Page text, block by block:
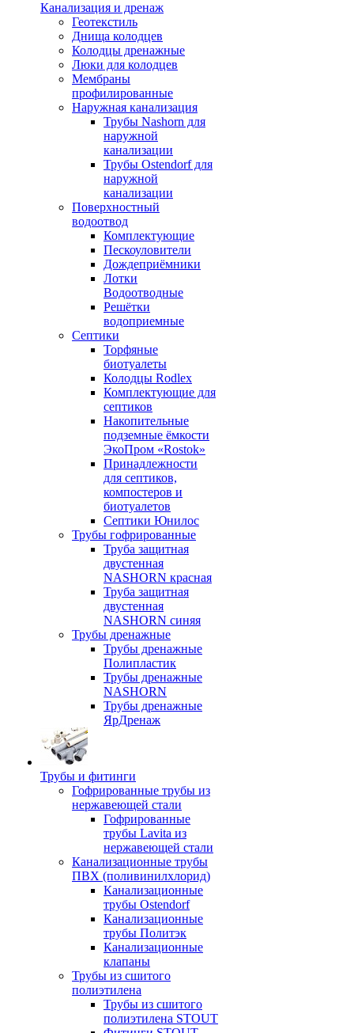
Канализация и дренаж
Геотекстиль
Днища колодцев
Колодцы дренажные
Люки для колодцев
Мембраны
профилированные
Наружная канализация
Трубы Nashorn для
наружной
канализации
Трубы Ostendorf для
наружной
канализации
Поверхностный
водоотвод
Комплектующие
Пескоуловители
Дождеприёмники
Лотки
Водоотводные
Решётки
водоприемные
Септики
Торфяные
биотуалеты
Колодцы Rodlex
Комплектующие для
септиков
Накопительные
подземные ёмкости
ЭкоПром «Rostok»
Принадлежности
для септиков,
компостеров и
биотуалетов
Септики Юнилос
Трубы гофрированные
Труба защитная
двустенная
NASHORN красная
Труба защитная
двустенная
NASHORN синяя
Трубы дренажные
Трубы дренажные
Полипластик
Трубы дренажные
NASHORN
Трубы дренажные
ЯрДренаж
Трубы и фитинги
Гофрированные трубы из
нержавеющей стали
Гофрированные
трубы Lavita из
нержавеющей стали
Канализационные трубы
ПВХ (поливинилхлорид)
Канализационные
трубы Ostendorf
Канализационные
трубы Политэк
Канализационные
клапаны
Трубы из сшитого
полиэтилена
Трубы из сшитого
полиэтилена STOUT